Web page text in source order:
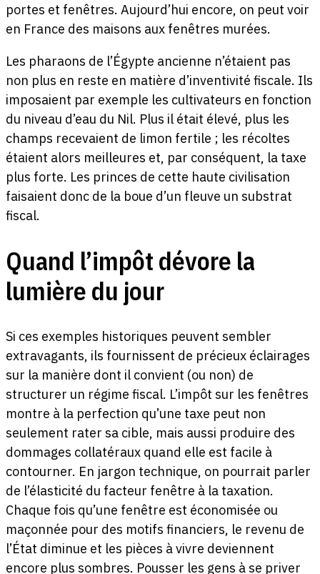
portes et fenêtres. Aujourd’hui encore, on peut voir
en France des maisons aux fenêtres murées.
Les pharaons de l’Égypte ancienne n’étaient pas
non plus en reste en matière d’inventivité fiscale. Ils
imposaient par exemple les cultivateurs en fonction
du niveau d’eau du Nil. Plus il était élevé, plus les
champs recevaient de limon fertile ; les récoltes
étaient alors meilleures et, par conséquent, la taxe
plus forte. Les princes de cette haute civilisation
faisaient donc de la boue d’un fleuve un substrat
fiscal.
Quand l’impôt dévore la
lumière du jour
Si ces exemples historiques peuvent sembler
extravagants, ils fournissent de précieux éclairages
sur la manière dont il convient (ou non) de
structurer un régime fiscal. L’impôt sur les fenêtres
montre à la perfection qu’une taxe peut non
seulement rater sa cible, mais aussi produire des
dommages collatéraux quand elle est facile à
contourner. En jargon technique, on pourrait parler
de l’élasticité du facteur fenêtre à la taxation.
Chaque fois qu’une fenêtre est économisée ou
maçonnée pour des motifs financiers, le revenu de
l’État diminue et les pièces à vivre deviennent
encore plus sombres. Pousser les gens à se priver